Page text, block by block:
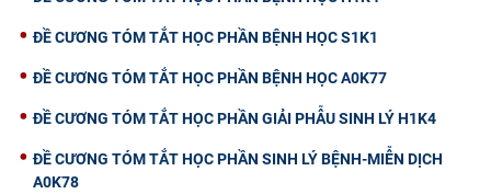
ĐỀ CƯƠNG TÓM TẮT HỌC PHẦN BỆNH HỌC S1K1
ĐỀ CƯƠNG TÓM TẮT HỌC PHẦN BỆNH HỌC A0K77
ĐỀ CƯƠNG TÓM TẮT HỌC PHẦN GIẢI PHẪU SINH LÝ H1K4
ĐỀ CƯƠNG TÓM TẮT HỌC PHẦN SINH LÝ BỆNH-MIỄN DỊCH
A0K78